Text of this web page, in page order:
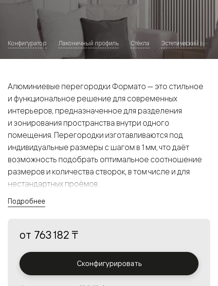
Конфигуратор Лаконичный профиль Стёкла Эстетический
Алюминиевые перегородки Формато — это стильное
и функциональное решение для современных
интерьеров, предназначенное для разделения
и зонирования пространства внутри одного
помещения. Перегородки изготавливаются под
индивидуальные размеры с шагом в 1 мм, что даёт
возможность подобрать оптимальное соотношение
размеров и количества створок, в том числе и для
нестандартных проёмов.
а большой выбор вставок из стекла с различными
решения в интерьере и варьировать освещённость.
Подробнее
от 763 182 ₸
Сконфигурировать